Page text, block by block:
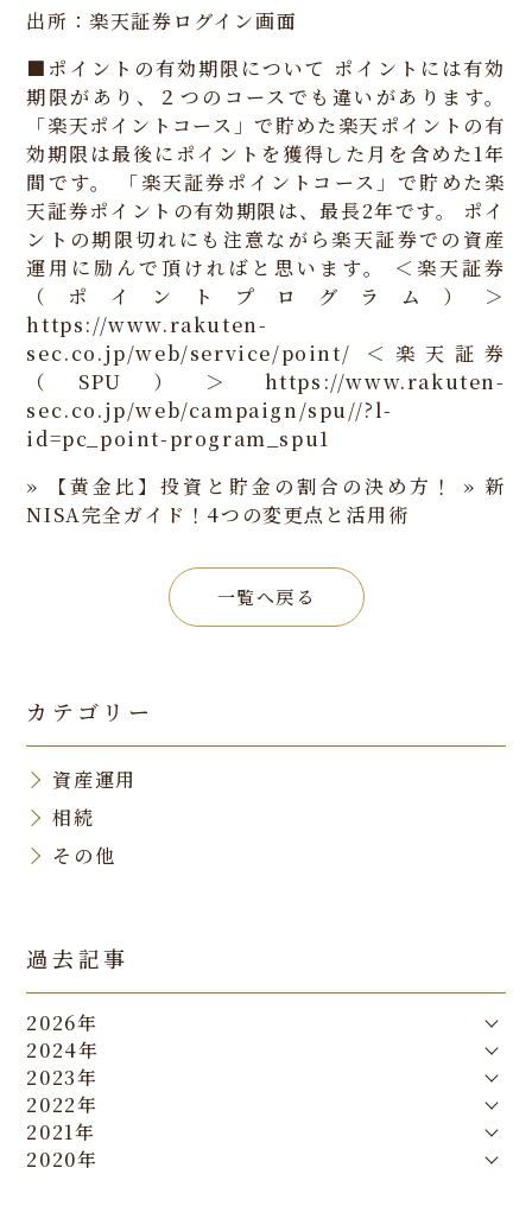
出所：楽天証券ログイン画面
■ポイントの有効期限について ポイントには有効
期限があり、２つのコースでも違いがあります。
「楽天ポイントコース」で貯めた楽天ポイントの有
効期限は最後にポイントを獲得した月を含めた1年
間です。
「楽天証券ポイントコース」で貯めた楽
天証券ポイントの有効期限は、最長2年です。
ポイ
ントの期限切れにも注意ながら楽天証券での資産
運用に励んで頂ければと思います。
＜楽天証券
（ポイントプログラム）＞
https://www.rakuten-
sec.co.jp/web/service/point/ ＜楽天証券
（SPU）＞
https://www.rakuten-
sec.co.jp/web/campaign/spu//?l-
id=pc_point-program_spu1
» 【黄金比】投資と貯金の割合の決め方！
» 新
NISA完全ガイド！4つの変更点と活用術
一覧へ戻る
カテゴリー
資産運用
相続
その他
過去記事
2026年
2024年
2023年
2022年
2021年
2020年